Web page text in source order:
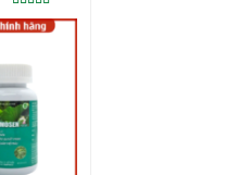
Được xếp
hạng4.50